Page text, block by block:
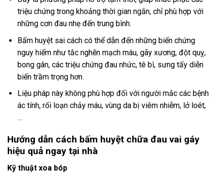
triệu chứng trong khoảng thời gian ngắn, chỉ phù hợp với
những cơn đau nhẹ đến trung bình.
Bấm huyệt sai cách có thể dẫn đến những biến chứng
nguy hiểm như tắc nghẽn mạch máu, gãy xương, đột quỵ,
bong gân, các triệu chứng đau nhức, tê bì, sưng tấy diễn
biến trầm trọng hơn.
Liệu pháp này không phù hợp đối với người mắc các bệnh
ác tính, rối loạn chảy máu, vùng da bị viêm nhiễm, lở loét,
…
Hướng dẫn cách bấm huyệt chữa đau vai gáy
hiệu quả ngay tại nhà
Kỹ thuật xoa bóp